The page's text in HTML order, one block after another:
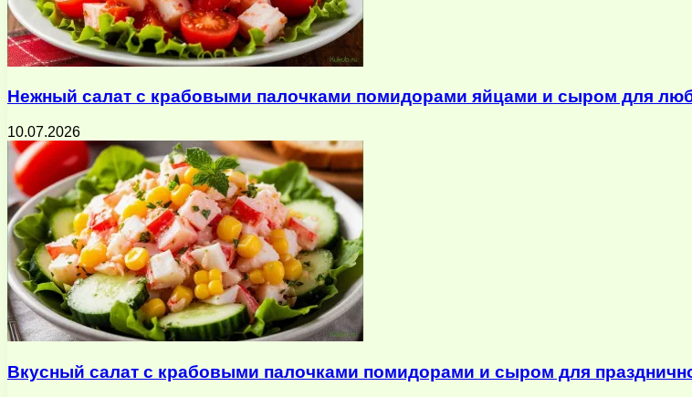
Нежный салат с крабовыми палочками помидорами яйцами и сыром для
10.07.2026
Вкусный салат с крабовыми палочками помидорами и сыром для